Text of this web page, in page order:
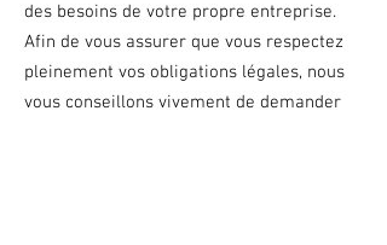
des besoins de votre propre entreprise.
Afin de vous assurer que vous respectez
pleinement vos obligations légales, nous
vous conseillons vivement de demander